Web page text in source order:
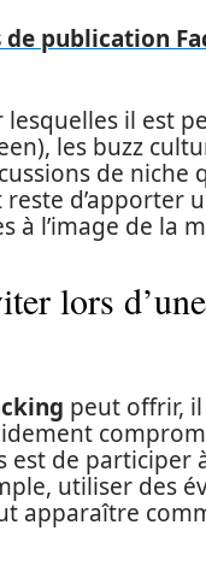
de publication
lesquelles il est
les buzz
de niche
d’apporter
à l’image de la
lors
peut offrir,
est de participer
utiliser des
apparaître